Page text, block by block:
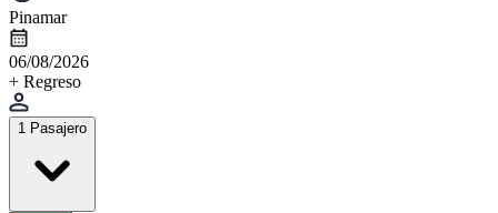
Pinamar
06/08/2026
+ Regreso
1 Pasajero